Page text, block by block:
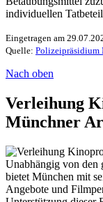
individuellen
Eingetragen am
Quelle: Polizeipräsidium
Nach oben
Verleihung
Münchner
Unabhängig von den
bietet München mit
Angebote und